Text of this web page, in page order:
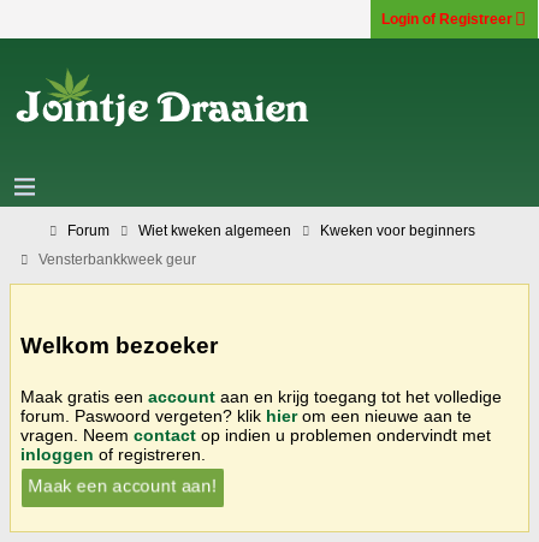
Login of Registreer
Forum Wiet kweken algemeen
Kweken voor beginners
Vensterbankkweek geur
Welkom bezoeker
Maak gratis een account aan en krijg toegang tot het volledige
forum. Paswoord vergeten? klik hierom een nieuwe aan te
vragen. Neem contact op indien u problemen ondervindt met
inloggen of registreren.
Maak een account aan!